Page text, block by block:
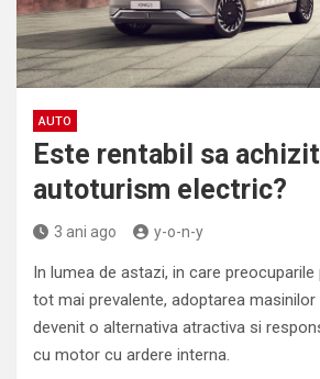
AUTO
Este rentabil sa
autoturism electric?
3 ani ago y-o-n-y
In lumea de astazi, in care
tot mai prevalente, adoptarea
devenit o alternativa atractiva si
cu motor cu ardere interna.